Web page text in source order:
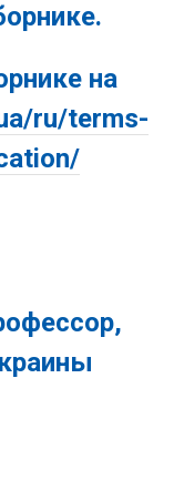
на
ru/terms-
Украины